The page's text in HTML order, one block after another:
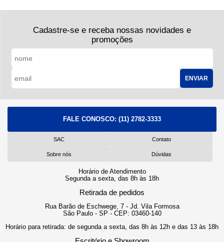
Cadastre-se e receba nossas novidades e
promoções
ENVIAR
FALE CONOSCO: (11) 2782-3333
SAC Contato
Sobre nós Dúvidas
Horário de Atendimento
Segunda a sexta, das 8h às 18h
Retirada de pedidos
Rua Barão de Eschwege, 7 - Jd. Vila Formosa
São Paulo - SP - CEP: 03460-140
Horário para retirada: de segunda a sexta, das 8h às 12h e das 13 às 18h